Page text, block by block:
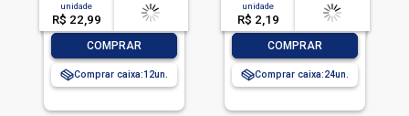
unidade
R$ 22,99
acima de
-- --,--un.
COMPRAR
Comprar caixa:12
unidade
R$ 2,19
acima de
-- --,--un.
COMPRAR
Comprar caixa:24